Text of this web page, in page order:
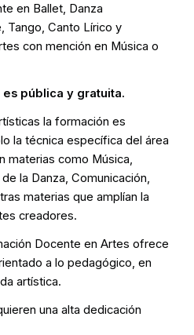
en Ballet, Danza
Tango, Canto Lírico y
con mención en Música o
pública y gratuita.
la formación es
la técnica específica del área
materias como Música,
la Danza, Comunicación,
materias que amplían la
creadores.
Docente en Artes ofrece
a lo pedagógico, en
artística.
una alta dedicación